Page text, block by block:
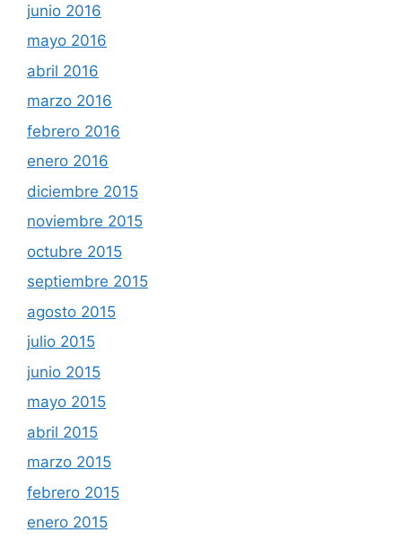
junio 2016
mayo 2016
abril 2016
marzo 2016
febrero 2016
enero 2016
diciembre 2015
noviembre 2015
octubre 2015
septiembre 2015
agosto 2015
julio 2015
junio 2015
mayo 2015
abril 2015
marzo 2015
febrero 2015
enero 2015